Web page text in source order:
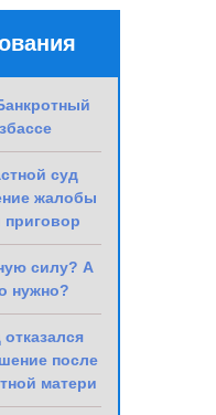
суд
жалобы
силу? А
нужно?
после
матери